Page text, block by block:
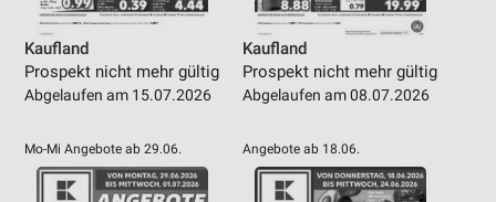
Kaufland
Prospekt nicht mehr gültig
Abgelaufen am 15.07.2026
Kaufland
Prospekt nicht mehr gültig
Abgelaufen am 08.07.2026
Mo-Mi Angebote ab 29.06. Angebote ab 18.06.